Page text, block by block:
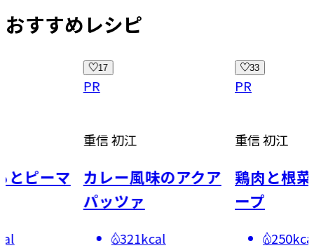
おすすめレシピ
とピーマ
17
PR
重信 初江
カレー風味のアクア
パッツァ
321kcal
33
PR
重信 初江
鶏肉と根
ープ